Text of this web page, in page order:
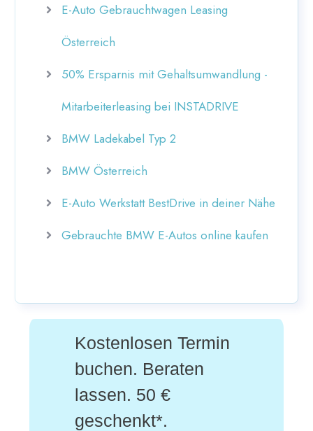
E-Auto Gebrauchtwagen Leasing
Österreich
50% Ersparnis mit Gehaltsumwandlung -
Mitarbeiterleasing bei INSTADRIVE
BMW Ladekabel Typ 2
BMW Österreich
E-Auto Werkstatt BestDrive in deiner Nähe
Gebrauchte BMW E-Autos online kaufen
Kostenlosen Termin
buchen. Beraten
lassen. 50 €
geschenkt*.